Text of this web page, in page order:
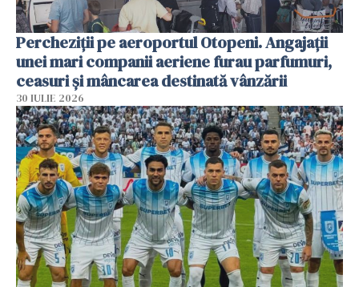
Percheziții pe aeroportul Otopeni. Angajații
unei mari companii aeriene furau parfumuri,
ceasuri și mâncarea destinată vânzării
30 IULIE 2026